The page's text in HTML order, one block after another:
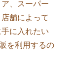
、スーパー
舗によって
に入れたい
を利用するの